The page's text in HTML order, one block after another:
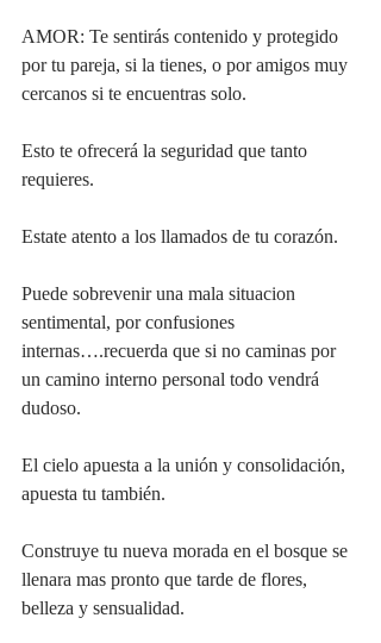
AMOR: Te sentirás contenido y protegido
por tu pareja, si la tienes, o por amigos muy
cercanos si te encuentras solo.
Esto te ofrecerá la seguridad que tanto
requieres.
Estate atento a los llamados de tu corazón.
Puede sobrevenir una mala situacion
sentimental, por confusiones
internas….recuerda que si no caminas por
un camino interno personal todo vendrá
dudoso.
El cielo apuesta a la unión y consolidación,
apuesta tu también.
Construye tu nueva morada en el bosque se
llenara mas pronto que tarde de flores,
belleza y sensualidad.